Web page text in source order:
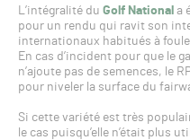
L’intégralité du Golf National a
pour un rendu qui ravit son
internationaux habitués à
En cas d’incident pour que le
n’ajoute pas de semences, le
pour niveler la surface du
Si cette variété est très
le cas puisqu’elle n’était plus